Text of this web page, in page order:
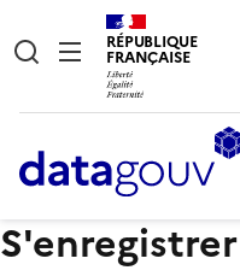
RÉPUBLIQUE
FRANÇAISE
S'enregistrer